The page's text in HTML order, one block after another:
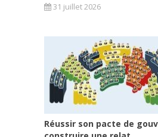
31 juillet 2026
Réussir son pacte de